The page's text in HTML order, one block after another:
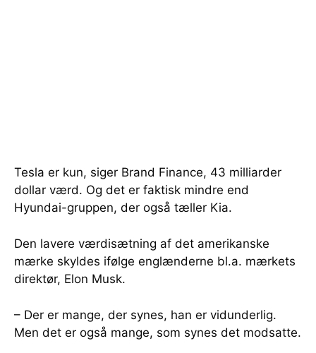
Tesla er kun, siger Brand Finance, 43 milliarder
dollar værd. Og det er faktisk mindre end
Hyundai-gruppen, der også tæller Kia.
Den lavere værdisætning af det amerikanske
mærke skyldes ifølge englænderne bl.a. mærkets
direktør, Elon Musk.
– Der er mange, der synes, han er vidunderlig.
Men det er også mange, som synes det modsatte.